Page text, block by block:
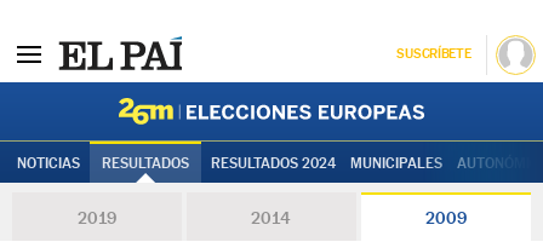
SUSCRÍBETE
NOTICIAS RESULTADOS RESULTADOS 2024 MUNICIPALES
2019 2014 2009